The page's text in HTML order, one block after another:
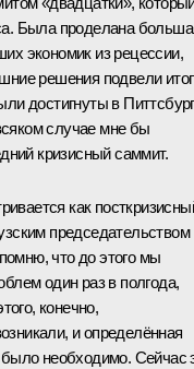
Была проделана
экономик из рецессии,
решения подвели
достигнуты в
случае мне бы
кризисный саммит.
как
председательством
что до этого мы
один раз в полгода,
конечно,
и определённая
необходимо. Сейчас